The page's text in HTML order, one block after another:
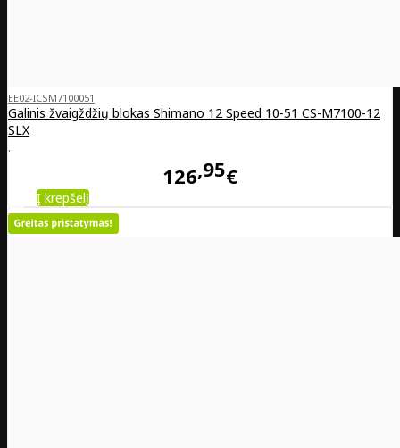
EE02-ICSM7100051
Galinis žvaigždžių blokas Shimano 12 Speed 10-51 CS-M7100-12
SLX
..
126 95€
Į krepšelį